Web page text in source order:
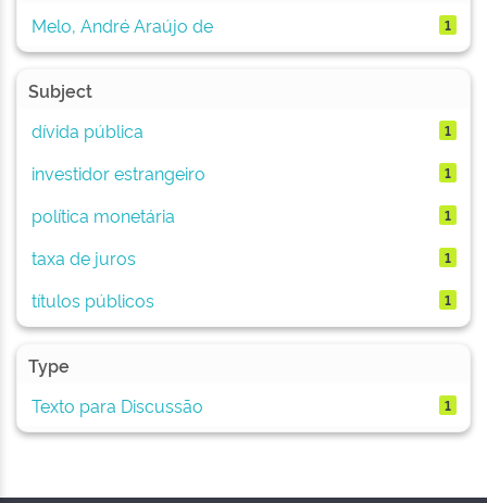
Melo, André Araújo de
1
Subject
dívida pública
1
investidor estrangeiro 1
política monetária 1
taxa de juros 1
títulos públicos 1
Type
Texto para Discussão
1